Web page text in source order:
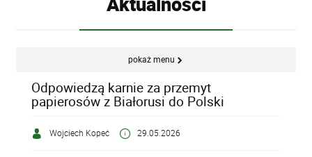
pokaż menu
Odpowiedzą karnie za przemyt
papierosów z Białorusi do Polski
Wojciech Kopeć 29.05.2026